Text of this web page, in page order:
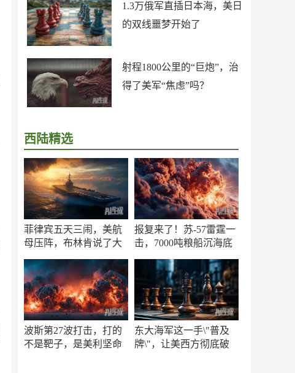
1.3万俄军直插日本海，美日
的双线噩梦开始了
射程1800公里的“巨炮”，治
得了美军“焦虑”吗？
西陆精选
菲律宾五天三闹，美航
母压阵，布林肯说了大
报复来了！苏-57雷霆一
击，7000吨粮船沉海底
波斯第27波打击，打的
不是靶子，是美利坚命
东大海军这一手\"普及
牌\"，让美西方彻底破